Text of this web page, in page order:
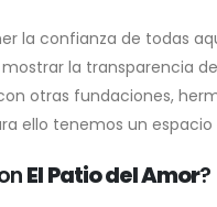
la confianza de todas
la transparencia
otras fundaciones,
ello tenemos un
El Patio del Amor?